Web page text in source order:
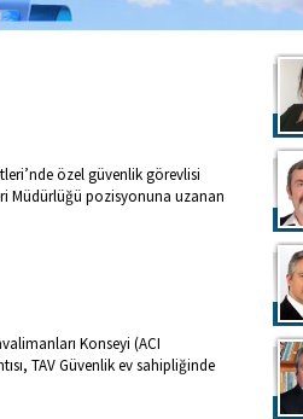
özel güvenlik görevlisi
Müdürlüğü pozisyonuna uzanan
Konseyi (ACI
TAV Güvenlik ev sahipliğinde